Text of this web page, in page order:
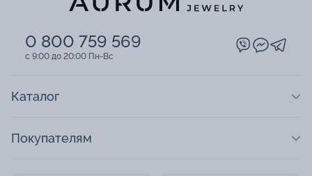
0 800 759 569
c 9:00 до 20:00 Пн-Вс
Каталог
Покупателям